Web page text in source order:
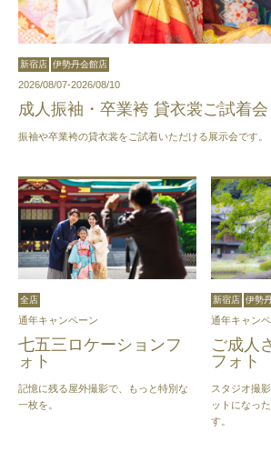
新宿店 伊勢丹会館店
2026/08/07-2026/08/10
成人振袖・卒業袴 貸衣裳ご試着会
振袖や卒業袴の貸衣裳をご試着いただける展示会です。
全店
通年キャンペーン
七五三ロケーションフ
ォト
記憶に残る屋外撮影で、もっと特別な
一枚を。
新宿店 伊勢
通年キャン
ご成人
フォト
スタジオ撮
ットになっ
す。